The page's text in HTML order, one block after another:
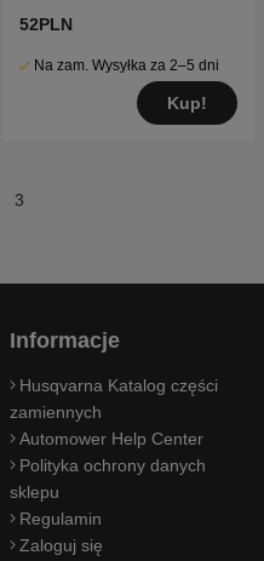
52PLN
Na zam. Wysyłka za 2–5 dni
Kup!
3
Informacje
Husqvarna Katalog części
zamiennych
Automower Help Center
Polityka ochrony danych
sklepu
Regulamin
Zaloguj się